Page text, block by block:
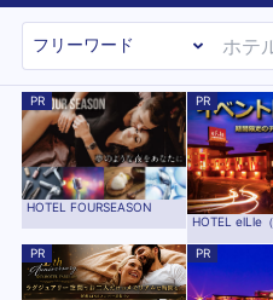
PR
HOTEL FOURSEASON
PR
HOTEL elLle（
PR PR